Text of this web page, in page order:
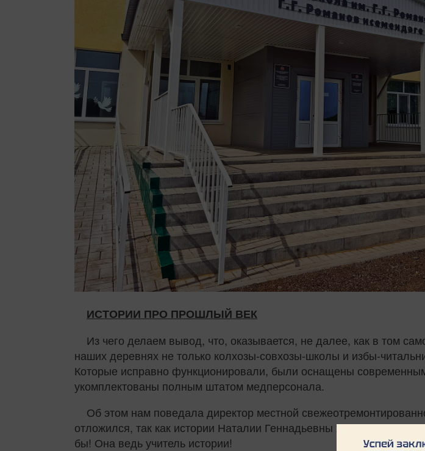
ИСТОРИИ ПРО ПРОШЛЫЙ ВЕК
Из чего делаем вывод, что, оказывается, не далее, как в том
наших деревнях не только колхозы-совхозы-школы и избы-
Которые исправно функционировали, были оснащены
укомплектованы полным штатом медперсонала.
Об этом нам поведала директор местной
отложился, так как истории Наталии Геннадьевны хоть про
бы! Она ведь учитель истории!